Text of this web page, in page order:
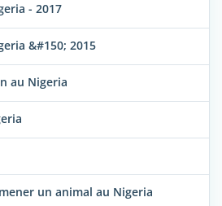
- 2017
&#150; 2015
au Nigeria
un animal au Nigeria